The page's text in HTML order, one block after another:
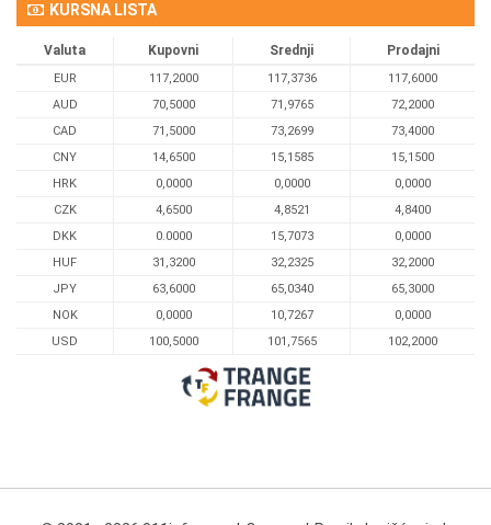
KURSNA LISTA
Valuta Kupovni Srednji Prodajni
EUR 117,2000 117,3736
117,6000
AUD
70,5000 71,9765
72,2000
CAD
71,5000 73,2699
73,4000
CNY
14,6500 15,1585
15,1500
HRK
0,0000 0,0000
0,0000
CZK
4,6500 4,8521
4,8400
DKK
0.0000 15,7073
0,0000
HUF
31,3200 32,2325
32,2000
JPY
63,6000 65,0340
65,3000
NOK
0,0000 10,7267
0,0000
USD
100,5000 101,7565 102,2000